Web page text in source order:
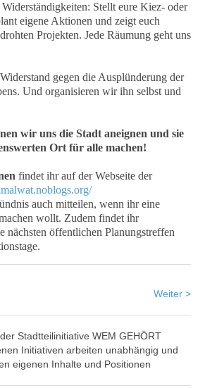
Stellt eure Kiez- oder
eigene Aktionen und zeigt euch
Projekten. Jede Räumung geht uns
gegen die Ausplünderung der
Und organisieren wir ihn selbst und
wir uns die Stadt aneignen und sie
Ort für alle machen!
findet ihr auf der Webseite der
auch mitteilen, wenn ihr eine
wollt. Zudem findet ihr
nächsten öffentlichen Planungstreffen
Weiter >
Stadtteilinitiative WEM GEHÖRT
Initiativen arbeiten unabhängig und
eigenen Inhalte und Positionen